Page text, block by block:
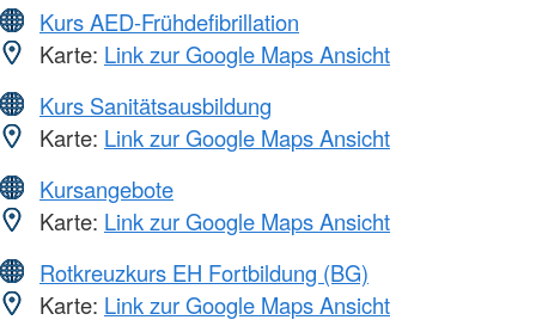
Kurs AED-Frühdefibrillation
Karte: Link zur Google Maps Ansicht
Kurs Sanitätsausbildung
Karte: Link zur Google Maps Ansicht
Kursangebote
Karte: Link zur Google Maps Ansicht
Rotkreuzkurs EH Fortbildung (BG)
Karte: Link zur Google Maps Ansicht